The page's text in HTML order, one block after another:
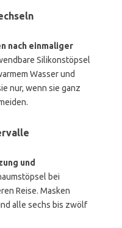
nach einmaliger
Silikonstöpsel
Wasser und
nur, wenn sie ganz
und
bei
Reise. Masken
alle sechs bis zwölf